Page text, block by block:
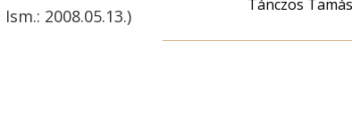
2008.05.13.)
Tánczos Tamás